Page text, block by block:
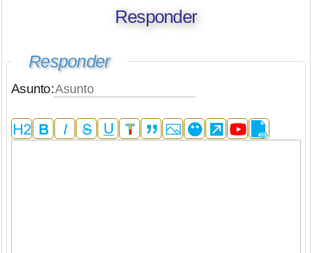
Responder
Responder
Asunto: